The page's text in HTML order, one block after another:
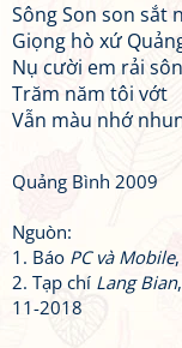
Sông Son son sắt
Giọng hò xứ
Nụ cười em rải
Trăm năm tôi vớt
Vẫn màu nhớ
Quảng Bình 2009
Nguòn:
1. Báo PC và Mobile
2. Tạp chí Lang Bian
11-2018